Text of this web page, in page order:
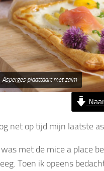
Asperges plaattaart met zalm
net op tijd mijn laatste
was met de mice a place
Toen ik opeens